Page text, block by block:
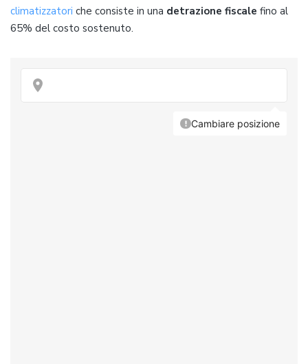
climatizzatori che consiste in una detrazione fiscale fino al
65% del costo sostenuto.